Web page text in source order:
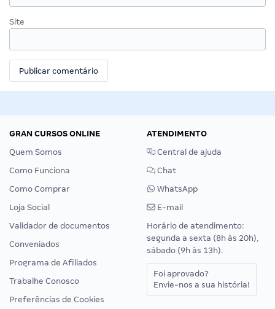
Site
GRAN CURSOS ONLINE
Quem Somos
Como Funciona
Como Comprar
Loja Social
Validador de documentos
Conveniados
Programa de Afiliados
Trabalhe Conosco
Preferências de Cookies
ATENDIMENTO
Central de ajuda
Chat
WhatsApp
E-mail
Horário de atendimento:
segunda a sexta (8h às 20h),
sábado (9h às 13h).
Foi aprovado?
Envie-nos a sua história!